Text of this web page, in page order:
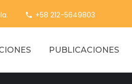
+58 212-5649803
PUBLICACIONES